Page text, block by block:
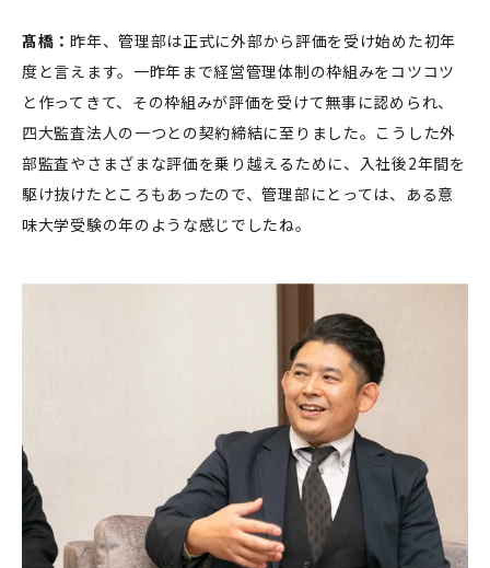
髙橋：昨年、管理部は正式に外部から評価を受け始めた初年
度と言えます。一昨年まで経営管理体制の枠組みをコツコツ
と作ってきて、その枠組みが評価を受けて無事に認められ、
四大監査法人の一つとの契約締結に至りました。こうした外
部監査やさまざまな評価を乗り越えるために、入社後2年間を
駆け抜けたところもあったので、管理部にとっては、ある意
味大学受験の年のような感じでしたね。